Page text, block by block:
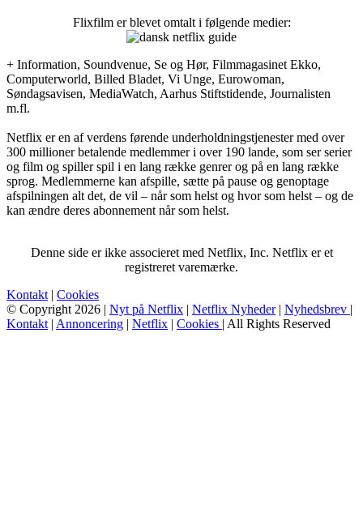
Flixfilm er blevet omtalt i følgende medier:
+ Information, Soundvenue, Se og Hør, Filmmagasinet Ekko,
Computerworld, Billed Bladet, Vi Unge, Eurowoman,
Søndagsavisen, MediaWatch, Aarhus Stiftstidende, Journalisten
m.fl.
Netflix er en af verdens førende underholdningstjenester med over
300 millioner betalende medlemmer i over 190 lande, som ser serier
og film og spiller spil i en lang række genrer og på en lang række
sprog. Medlemmerne kan afspille, sætte på pause og genoptage
afspilningen alt det, de vil – når som helst og hvor som helst – og de
kan ændre deres abonnement når som helst.
Denne side er ikke associeret med Netflix, Inc. Netflix er et
registreret varemærke.
Kontakt | Cookies
© Copyright 2026 | Nyt på Netflix | Netflix Nyheder| Nyhedsbrev |
Kontakt | Annoncering | Netflix | Cookies | All Rights Reserved